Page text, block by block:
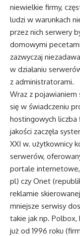
niewielkie firmy,
ludzi w warunkach
przez nich serwery
domowymi
zazwyczaj
w działaniu
z administratorami.
Wraz z pojawianiem
się w świadczeniu
hostingowych liczba
jakości zaczęła
XXI w. użytkownicy
serwerów,
portale internetowe,
pl) czy Onet
reklamie
mniejsze serwisy
takie jak np. Polbox,
już od 1996 roku